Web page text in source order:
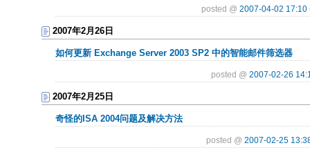
posted @ 2007-04-02 17:10
2007年2月26日
如何更新 Exchange Server 2003 SP2 中的智能邮件筛选器
posted @ 2007-02-26
2007年2月25日
奇怪的ISA 2004问题及解决方法
posted @ 2007-02-25